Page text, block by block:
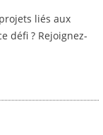
liés aux
défi ? Rejoignez-